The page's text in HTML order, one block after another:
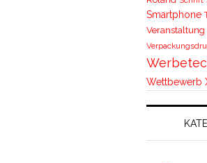
Smartphone
Veranstaltung
Wettbewerb